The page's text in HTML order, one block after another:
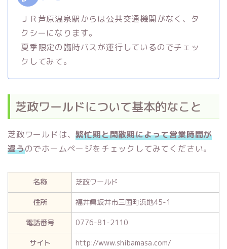
ＪＲ芦原温泉駅からは公共交通機関がなく、タ
クシーになります。
夏季限定の臨時バスが運行しているのでチェッ
クしてみて。
芝政ワールドについて基本的なこと
芝政ワールドは、繁忙期と閑散期によって営業時間が
違うのでホームページをチェックしてみてください。
名称
芝政ワールド
住所
福井県坂井市三国町浜地45-1
電話番号
0776-81-2110
サイト
http://www.shibamasa.com/